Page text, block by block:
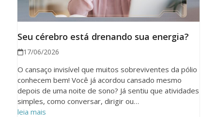
Seu cérebro está drenando sua energia?
17/06/2026
O cansaço invisível que muitos sobreviventes da pólio
conhecem bem! Você já acordou cansado mesmo
depois de uma noite de sono? Já sentiu que atividades
simples, como conversar, dirigir ou…
leia mais